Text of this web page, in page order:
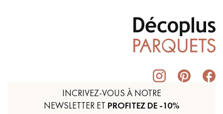
INCRIVEZ-VOUS À NOTRE
NEWSLETTER ET PROFITEZ DE -10%